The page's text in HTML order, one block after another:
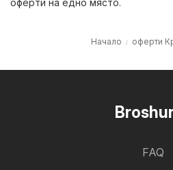
оферти на едно място.
Начало оферти
FAQ